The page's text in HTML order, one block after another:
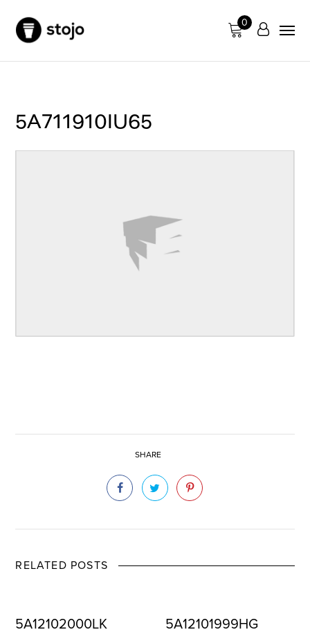
0
5A711910IU65
SHARE
RELATED POSTS
5A12102000LK 5A12101999HG